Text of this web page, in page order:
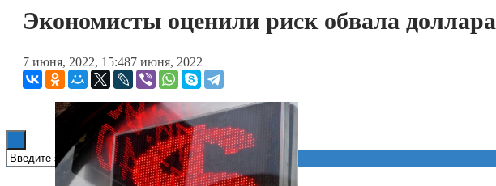
ESG
Экономисты оценили риск обвала доллара
7 июня, 2022, 15:487 июня, 2022